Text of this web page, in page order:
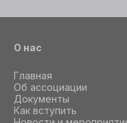
О нас
Главная
Об ассоциации
Документы
Как вступить